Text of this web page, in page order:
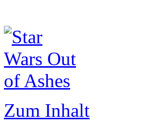
Zum Inhalt